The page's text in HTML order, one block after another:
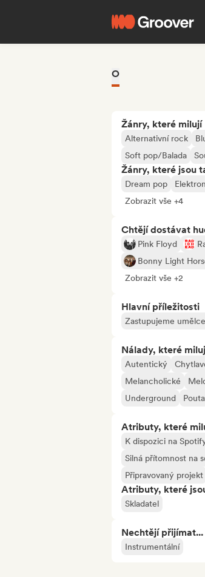
O
Žánry, které milují
Alternativní rock
Soft pop/Balada
Žánry, které jsou
Dream pop
Zobrazit vše +4
Chtějí dostávat
Pink Floyd
Bonny Light
Zobrazit vše +2
Hlavní příležitosti
Zastupujeme
Nálady, které
Autentický
Melancholické
Underground
Atributy, které
K dispozici na
Silná přítomnost na
Připravovaný projekt
Atributy, které
Skladatel
Nechtějí přijímat...
Instrumentální